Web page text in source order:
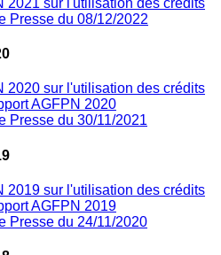
Presse du 08/12/2022
2020 sur l'utilisation des crédits
AGFPN 2020
Presse du 30/11/2021
2019 sur l'utilisation des crédits
AGFPN 2019
Presse du 24/11/2020